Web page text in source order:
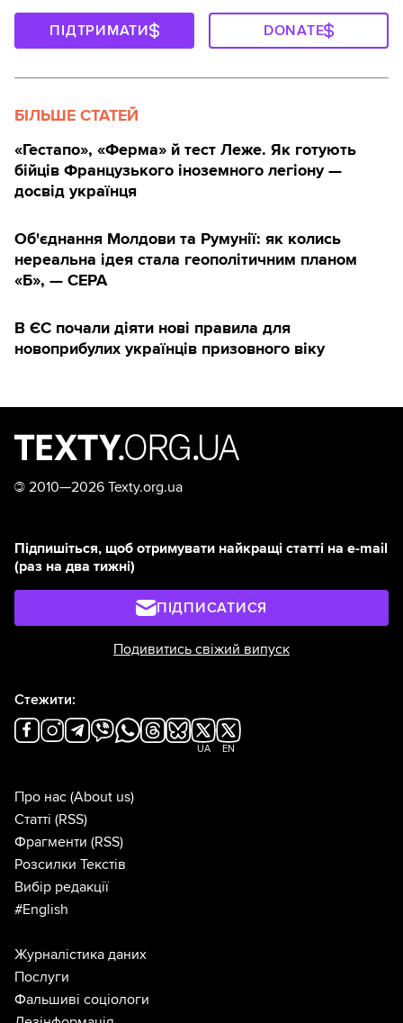
ПІДТРИМАТИ DONATE
БІЛЬШЕ СТАТЕЙ
«Гестапо», «Ферма» й тест Леже. Як готують
бійців Французького іноземного легіону —
досвід українця
Об'єднання Молдови та Румунії: як колись
нереальна ідея стала геополітичним планом
«Б», — CEPA
В ЄС почали діяти нові правила для
новоприбулих українців призовного віку
© 2010—2026 Texty.org.ua
Підпишіться, щоб отримувати найкращі статті на e-mail
(раз на два тижні)
ПІДПИСАТИСЯ
Подивитись свіжий випуск
Стежити:
UA EN
Про нас (About us)
Статті (RSS)
Фрагменти (RSS)
Розсилки Текстів
Вибір редакції
#English
Журналістика даних
Послуги
Фальшиві соціологи